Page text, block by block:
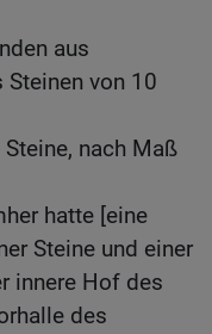
aus
Steinen von 10
nach Maß
hatte [eine
Steine und einer
innere Hof des
des